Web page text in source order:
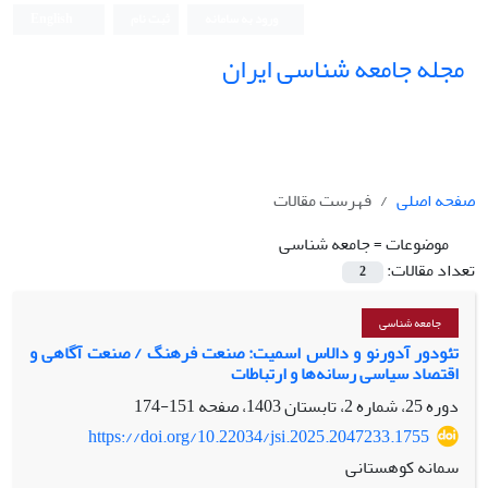
مجله جامعه شناسی ایران
صفحه اصلی
فهرست مقالات
موضوعات =جامعه شناسی
تعداد مقالات:
2
جامعه شناسی
تئودور آدورنو و دالاس اسمیت: صنعت فرهنگ / صنعت آگاهی و
اقتصاد سیاسی رسانه‌ها و ارتباطات
دوره 25، شماره 2، تابستان 1403، صفحه
151-174
https://doi.org/10.22034/jsi.2025.2047233.1755
سمانه کوهستانی